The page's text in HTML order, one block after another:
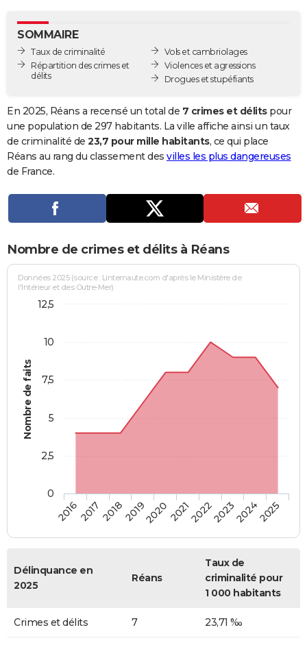
GUIDES D'ACHAT
BONS PLANS
Carte de Noël
Carte Bonne année
Carte Saint-Valentin
Carte Pâques
Carte d'anniversaire
DICTIONNAIRE
Dictionnaire
Biographies
Citations
Expressions
Proverbes
PROGRAMME TV
Se connecter
Entreprises
Service militaire
Avis de recherche
AVIS DE DÉCÈS
Bricolage
Lifestyle
Culture
Sport
Auto
Television
Voyage
Cinema
SOMMAIRE
Taux de criminalité
Répartition des crimes et
délits
Vols et cambriolages
Violences et agressions
Drogues et stupéfiants
En 2025, Réans a recensé un total de 7 crimes et délitspour
une population de 297 habitants. La ville affiche ainsi un taux
de criminalité de 23,7 pour mille habitants, ce qui place
Réans au rang du classement des villes les plus dangereuses
de France.
Nombre de crimes et délits à Réans
Nombre de faits
Données 2025 (source : Linternaute.com d'après le Ministère de
l'Intérieur et des Outre-Mer)
2016201720182019202020212022202320242025
0
2,5
5
7,5
10
12,5
Délinquance en
2025
Réans
Taux de
criminalité pour
1 000 habitants
Crimes et délits 7 23,71 ‰